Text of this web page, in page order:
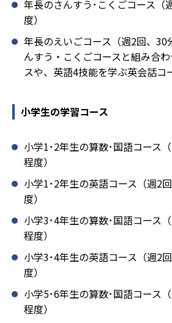
年長のさんすう･こくごコース（
度）
年長のえいごコース（週2回、30
んすう・こくごコースと組み合
スや、英語4技能を学ぶ英会話コ
小学生の学習コース
小学1･2年生の算数･国語コース
程度）
小学1･2年生の英語コース（週2
度）
小学3･4年生の算数･国語コース
程度）
小学3･4年生の英語コース（週2
度）
小学5･6年生の算数･国語コース
程度）